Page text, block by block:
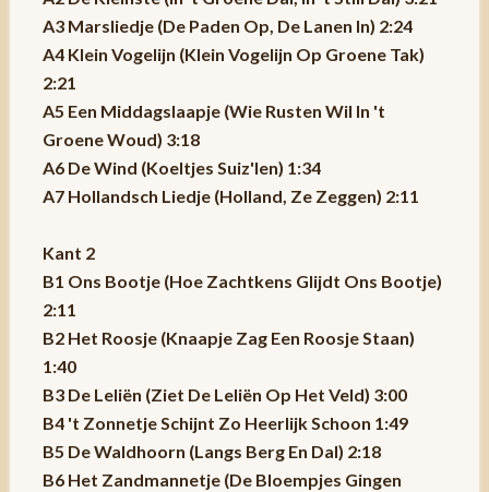
A3 Marsliedje (De Paden Op, De Lanen In) 2:24
A4 Klein Vogelijn (Klein Vogelijn Op Groene Tak)
2:21
A5 Een Middagslaapje (Wie Rusten Wil In 't
Groene Woud) 3:18
A6 De Wind (Koeltjes Suiz'len) 1:34
A7 Hollandsch Liedje (Holland, Ze Zeggen) 2:11
Kant 2
B1 Ons Bootje (Hoe Zachtkens Glijdt Ons Bootje)
2:11
B2 Het Roosje (Knaapje Zag Een Roosje Staan)
1:40
B3 De Leliën (Ziet De Leliën Op Het Veld) 3:00
B4 't Zonnetje Schijnt Zo Heerlijk Schoon 1:49
B5 De Waldhoorn (Langs Berg En Dal) 2:18
B6 Het Zandmannetje (De Bloempjes Gingen